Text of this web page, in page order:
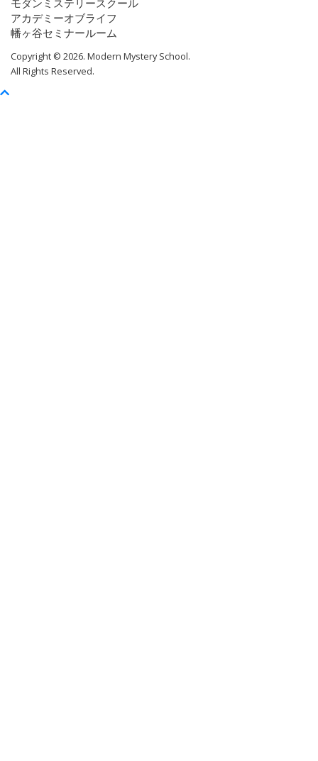
モダンミステリースクール
アカデミーオブライフ
幡ヶ谷セミナールーム
Copyright © 2026. Modern Mystery School.
All Rights Reserved.